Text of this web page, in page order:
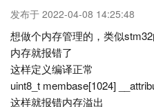
发布于 2022-04-08 14:25:48
想做个内存管理的，类似
内存就报错了
这样定义编译正常
uint8_t membase[1024]
这样就报错内存溢出